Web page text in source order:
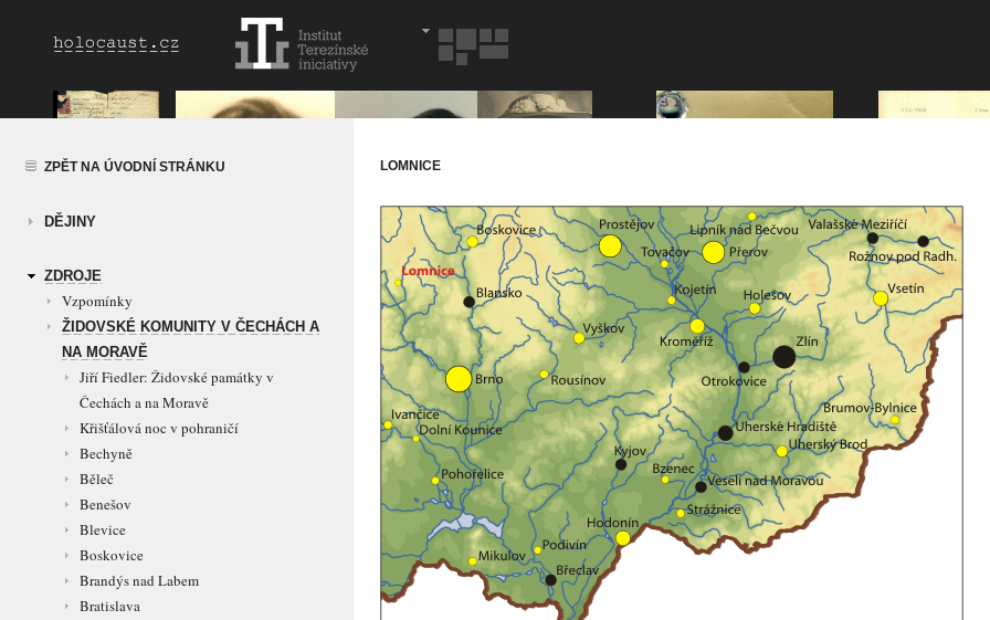
ZPĚT NA ÚVODNÍ STRÁNKU
DĚJINY
ZDROJE
Vzpomínky
ŽIDOVSKÉ KOMUNITY V ČECHÁCH A
NA MORAVĚ
Jiří Fiedler: Židovské památky v
Čechách a na Moravě
Křišťálová noc v pohraničí
Bechyně
Běleč
Benešov
Blevice
Boskovice
Brandýs nad Labem
Bratislava
LOMNICE